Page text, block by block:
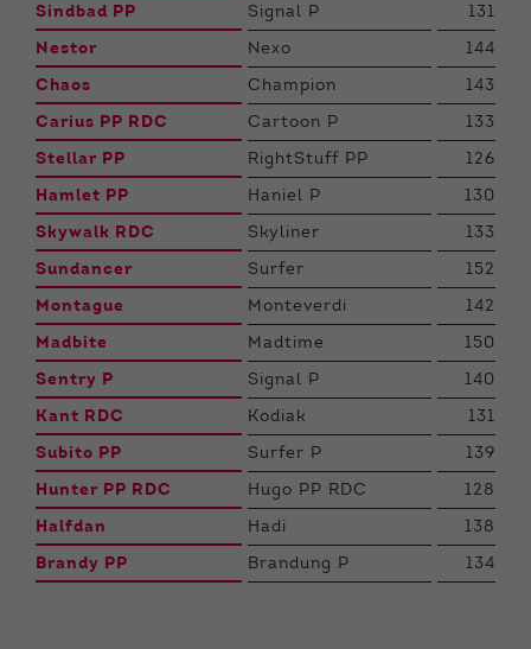
Sindbad PP Signal P 131
Nestor Nexo 144
Chaos Champion 143
Carius PP RDC Cartoon P 133
Stellar PP RightStuff PP 126
Hamlet PP Haniel P 130
Skywalk RDC Skyliner 133
Sundancer Surfer 152
Montague Monteverdi 142
Madbite Madtime 150
Sentry P Signal P 140
Kant RDC Kodiak 131
Subito PP Surfer P 139
Hunter PP RDC Hugo PP RDC 128
Halfdan Hadi 138
Brandy PP Brandung P 134